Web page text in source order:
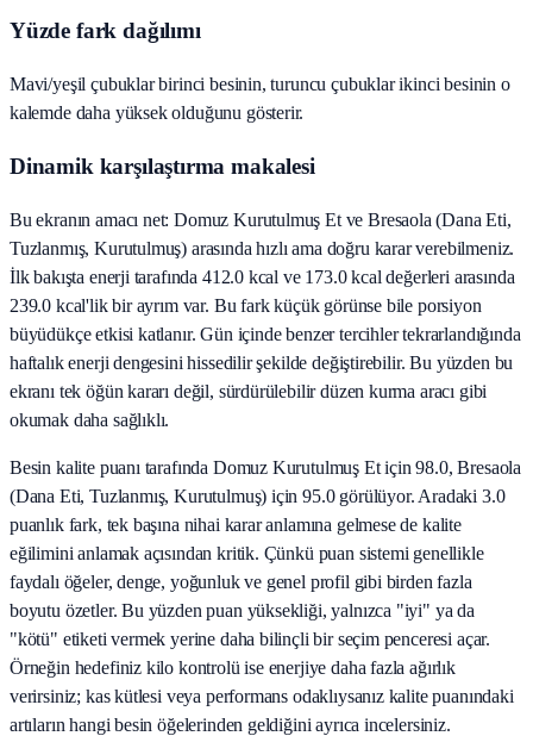
Yüzde fark dağılımı
Mavi/yeşil çubuklar birinci besinin, turuncu çubuklar ikinci besinin o
kalemde daha yüksek olduğunu gösterir.
Dinamik karşılaştırma makalesi
Bu ekranın amacı net: Domuz Kurutulmuş Et ve Bresaola (Dana Eti,
Tuzlanmış, Kurutulmuş) arasında hızlı ama doğru karar verebilmeniz.
İlk bakışta enerji tarafında 412.0 kcal ve 173.0 kcal değerleri arasında
239.0 kcal'lik bir ayrım var. Bu fark küçük görünse bile porsiyon
büyüdükçe etkisi katlanır. Gün içinde benzer tercihler tekrarlandığında
haftalık enerji dengesini hissedilir şekilde değiştirebilir. Bu yüzden bu
ekranı tek öğün kararı değil, sürdürülebilir düzen kurma aracı gibi
okumak daha sağlıklı.
Besin kalite puanı tarafında Domuz Kurutulmuş Et için 98.0, Bresaola
(Dana Eti, Tuzlanmış, Kurutulmuş) için 95.0 görülüyor. Aradaki 3.0
puanlık fark, tek başına nihai karar anlamına gelmese de kalite
eğilimini anlamak açısından kritik. Çünkü puan sistemi genellikle
faydalı öğeler, denge, yoğunluk ve genel profil gibi birden fazla
boyutu özetler. Bu yüzden puan yüksekliği, yalnızca "iyi" ya da
"kötü" etiketi vermek yerine daha bilinçli bir seçim penceresi açar.
Örneğin hedefiniz kilo kontrolü ise enerjiye daha fazla ağırlık
verirsiniz; kas kütlesi veya performans odaklıysanız kalite puanındaki
artıların hangi besin öğelerinden geldiğini ayrıca incelersiniz.